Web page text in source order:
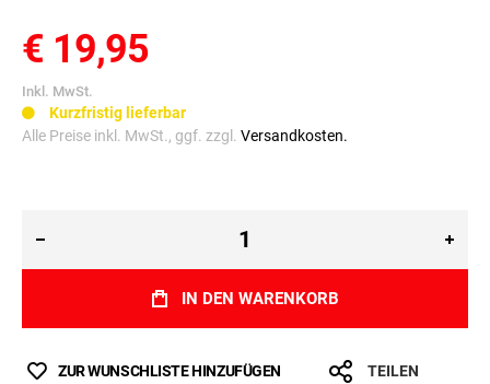
€ 19,95
Inkl. MwSt.
Kurzfristig lieferbar
Alle Preise inkl. MwSt., ggf. zzgl. Versandkosten.
IN DEN WARENKORB
ZUR WUNSCHLISTE HINZUFÜGEN TEILEN